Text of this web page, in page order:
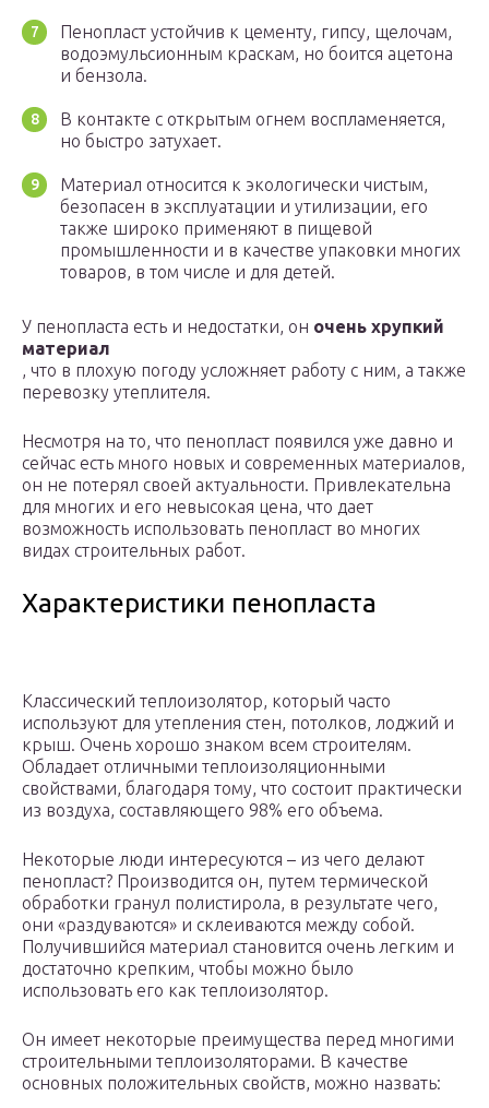
Пенопласт устойчив к цементу, гипсу, щелочам,
водоэмульсионным краскам, но боится ацетона
и бензола.
В контакте с открытым огнем воспламеняется,
но быстро затухает.
Материал относится к экологически чистым,
безопасен в эксплуатации и утилизации, его
также широко применяют в пищевой
промышленности и в качестве упаковки многих
товаров, в том числе и для детей.
У пенопласта есть и недостатки, он очень хрупкий
материал
, что в плохую погоду усложняет работу с ним, а также
перевозку утеплителя.
Несмотря на то, что пенопласт появился уже давно и
сейчас есть много новых и современных материалов,
он не потерял своей актуальности. Привлекательна
для многих и его невысокая цена, что дает
возможность использовать пенопласт во многих
видах строительных работ.
Характеристики пенопласта
Классический теплоизолятор, который часто
используют для утепления стен, потолков, лоджий и
крыш. Очень хорошо знаком всем строителям.
Обладает отличными теплоизоляционными
свойствами, благодаря тому, что состоит практически
из воздуха, составляющего 98% его объема.
Некоторые люди интересуются – из чего делают
пенопласт? Производится он, путем термической
обработки гранул полистирола, в результате чего,
они «раздуваются» и склеиваются между собой.
Получившийся материал становится очень легким и
достаточно крепким, чтобы можно было
использовать его как теплоизолятор.
Он имеет некоторые преимущества перед многими
строительными теплоизоляторами. В качестве
основных положительных свойств, можно назвать: